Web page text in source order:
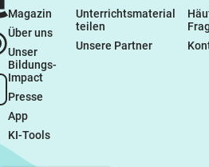
Magazin
Über uns
Unser
Bildungs-
Impact
Presse
App
KI-Tools
Unterrichtsmaterial
teilen
Unsere Partner